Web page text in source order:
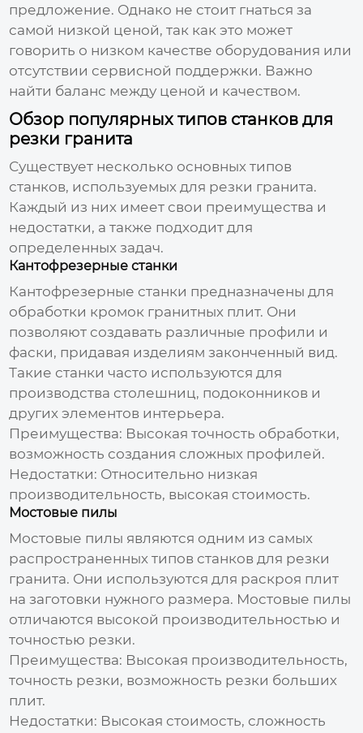
предложение. Однако не стоит гнаться за
самой низкой ценой, так как это может
говорить о низком качестве оборудования или
отсутствии сервисной поддержки. Важно
найти баланс между ценой и качеством.
Обзор популярных типов станков для
резки гранита
Существует несколько основных типов
станков, используемых для резки гранита.
Каждый из них имеет свои преимущества и
недостатки, а также подходит для
определенных задач.
Кантофрезерные станки
Кантофрезерные станки предназначены для
обработки кромок гранитных плит. Они
позволяют создавать различные профили и
фаски, придавая изделиям законченный вид.
Такие станки часто используются для
производства столешниц, подоконников и
других элементов интерьера.
Преимущества: Высокая точность обработки,
возможность создания сложных профилей.
Недостатки: Относительно низкая
производительность, высокая стоимость.
Мостовые пилы
Мостовые пилы являются одним из самых
распространенных типов станков для резки
гранита. Они используются для раскроя плит
на заготовки нужного размера. Мостовые пилы
отличаются высокой производительностью и
точностью резки.
Преимущества: Высокая производительность,
точность резки, возможность резки больших
плит.
Недостатки: Высокая стоимость, сложность